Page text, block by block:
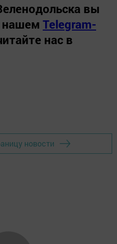
вы
нашем Telegram-
нас в
новости